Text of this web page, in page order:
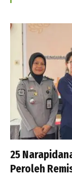
25
Peroleh